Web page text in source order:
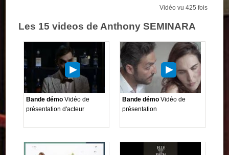
Vidéo vu 425 fois
Les 15 videos de Anthony SEMINARA
Bande démo Vidéo de
présentation d'acteur
Bande démo Vidéo de
présentation